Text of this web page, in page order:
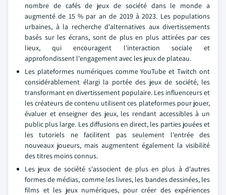
nombre de cafés de jeux de société dans le monde a
augmenté de 15 % par an de 2019 à 2023. Les populations
urbaines, à la recherche d'alternatives aux divertissements
basés sur les écrans, sont de plus en plus attirées par ces
lieux, qui encouragent l'interaction sociale et
approfondissent l'engagement avec les jeux de plateau.
Les plateformes numériques comme YouTube et Twitch ont
considérablement élargi la portée des jeux de société, les
transformant en divertissement populaire. Les influenceurs et
les créateurs de contenu utilisent ces plateformes pour jouer,
évaluer et enseigner des jeux, les rendant accessibles à un
public plus large. Les diffusions en direct, les parties jouées et
les tutoriels ne facilitent pas seulement l'entrée des
nouveaux joueurs, mais augmentent également la visibilité
des titres moins connus.
Les jeux de société s'associent de plus en plus à d'autres
formes de médias, comme les livres, les bandes dessinées, les
films et les jeux numériques, pour créer des expériences